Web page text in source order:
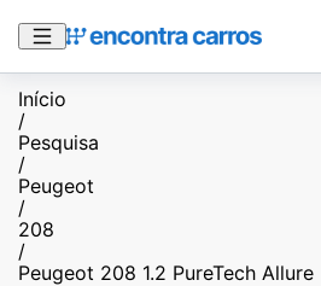
Início
/
Pesquisa
/
Peugeot
/
208
/
Peugeot 208 1.2 PureTech Allure